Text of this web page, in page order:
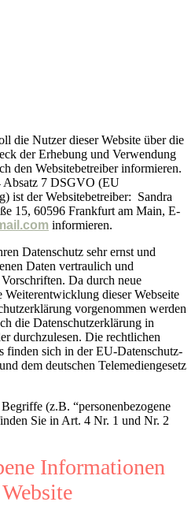
die Nutzer dieser Website über die
der Erhebung und Verwendung
den Websitebetreiber informieren.
Absatz 7 DSGVO (EU
ist der Websitebetreiber: Sandra
15, 60596 Frankfurt am Main, E-
informieren.
Datenschutz sehr ernst und
Daten vertraulich und
Da durch neue
dieser Webseite
vorgenommen werden
die Datenschutzerklärung in
durchzulesen. Die rechtlichen
finden sich in der EU-Datenschutz-
dem deutschen Telemediengesetz
(z.B. “personenbezogene
Sie in Art. 4 Nr. 1 und Nr. 2
Informationen